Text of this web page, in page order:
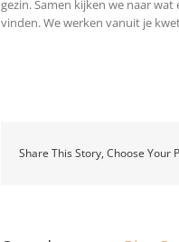
gezin. Samen kijken we naar
vinden. We werken vanuit je
Share This Story, Choose Your